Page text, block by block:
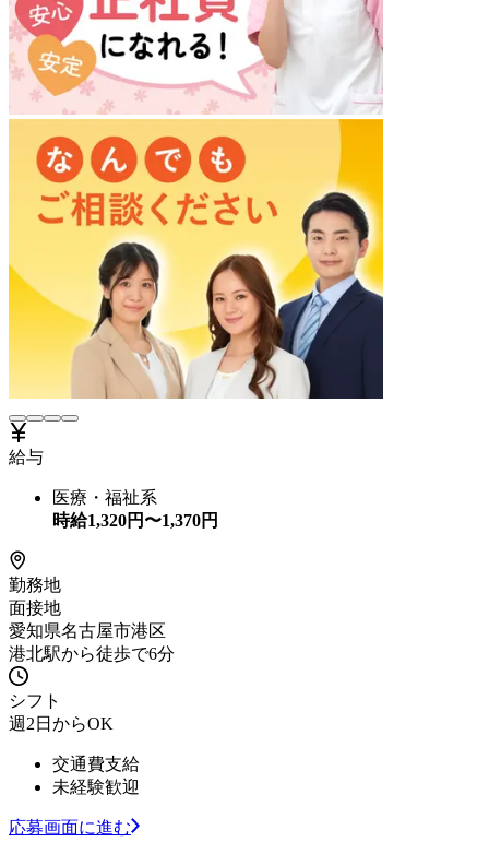
給与
医療・福祉系
時給1,320円〜1,370円
勤務地
面接地
愛知県名古屋市港区
港北駅から徒歩で6分
シフト
週2日からOK
交通費支給
未経験歓迎
応募画面に進む